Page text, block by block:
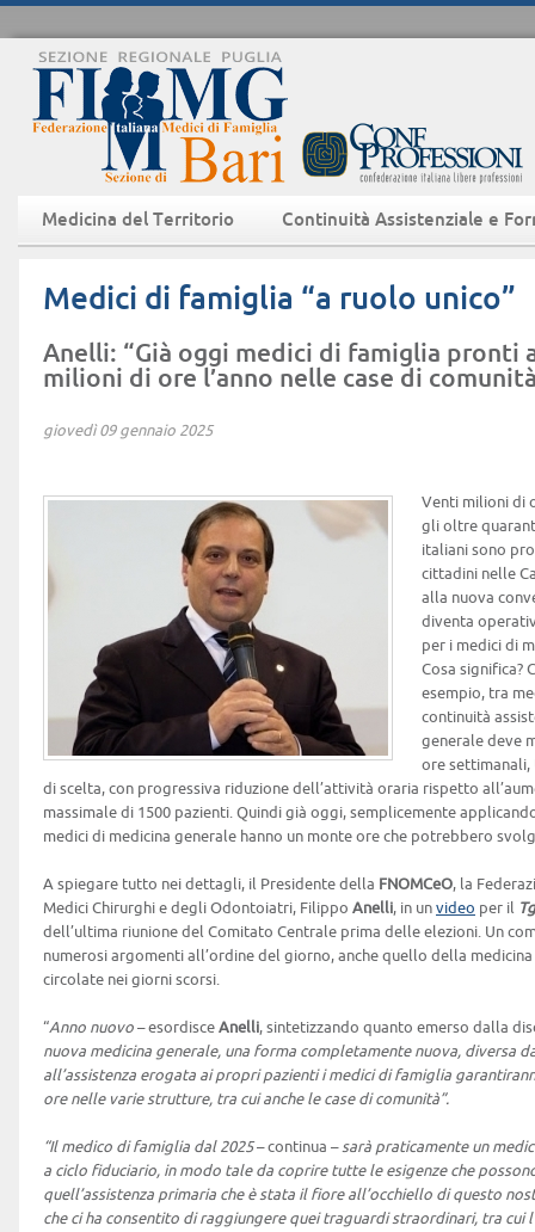
Medicina del Territorio Continuità Assistenziale e
Medici di famiglia “a ruolo unico”
Anelli: “Già oggi medici di famiglia pronti
milioni di ore l’anno nelle case di
giovedì 09 gennaio 2025
Venti milioni di
gli oltre
italiani sono
cittadini nelle
alla nuova
diventa
per i medici di
Cosa significa?
esempio, tra
continuità
generale deve
ore
di scelta, con progressiva riduzione dell’attività oraria rispetto
massimale di 1500 pazienti. Quindi già oggi, semplicemente
medici di medicina generale hanno un monte ore che potrebbero
A spiegare tutto nei dettagli, il Presidente della FNOMCeO, la
Medici Chirurghi e degli Odontoiatri, Filippo Anelli, in un video per il
dell’ultima riunione del Comitato Centrale prima delle elezioni. Un
numerosi argomenti all’ordine del giorno, anche quello della
circolate nei giorni scorsi.
“Anno nuovo – esordisce Anelli, sintetizzando quanto emerso dalla
nuova medicina generale, una forma completamente nuova, diversa
all’assistenza erogata ai propri pazienti i medici di famiglia
ore nelle varie strutture, tra cui anche le case di comunità”.
“Il medico di famiglia dal 2025– continua – sarà praticamente un
a ciclo fiduciario, in modo tale da coprire tutte le esigenze che
quell’assistenza primaria che è stata il fiore all’occhiello di questo
che ci ha consentito di raggiungere quei traguardi straordinari, tra cui